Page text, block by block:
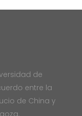
de
entre la
de China y